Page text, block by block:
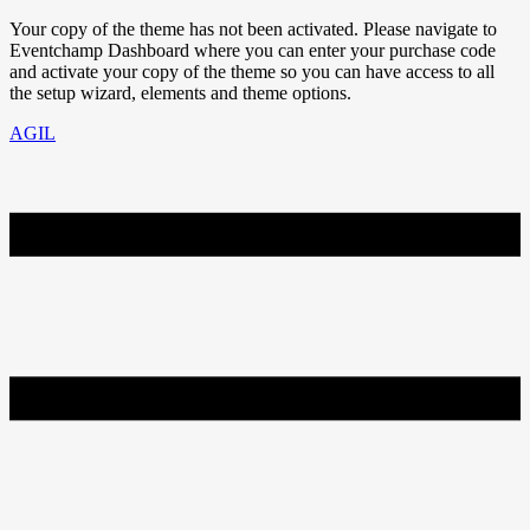
Your copy of the theme has not been activated. Please navigate to
Eventchamp Dashboard where you can enter your purchase code
and activate your copy of the theme so you can have access to all
the setup wizard, elements and theme options.
AGIL